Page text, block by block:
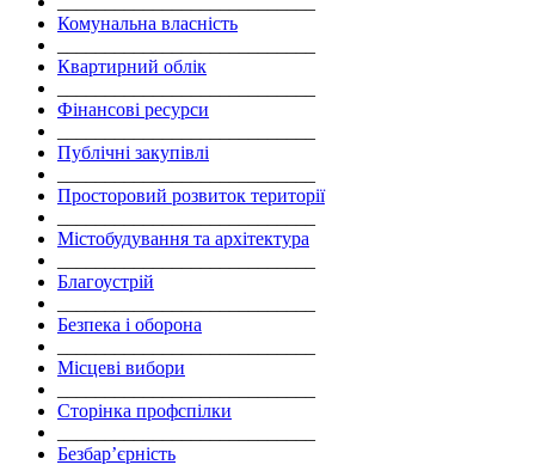
Комунальна власність
Квартирний облік
Фінансові ресурси
Публічні закупівлі
Просторовий розвиток території
Містобудування та архітектура
Благоустрій
Безпека і оборона
Місцеві вибори
Сторінка профспілки
Безбар’єрність